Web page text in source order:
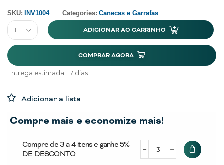
SKU: INV1004 Categories: Canecas e Garrafas
ADICIONAR AO CARRINHO
COMPRAR AGORA
Entrega estimada: 7 dias
Adicionar a lista
Compre mais e economize mais!
Compre de 3 a 4 itens e ganhe 5%
DE DESCONTO